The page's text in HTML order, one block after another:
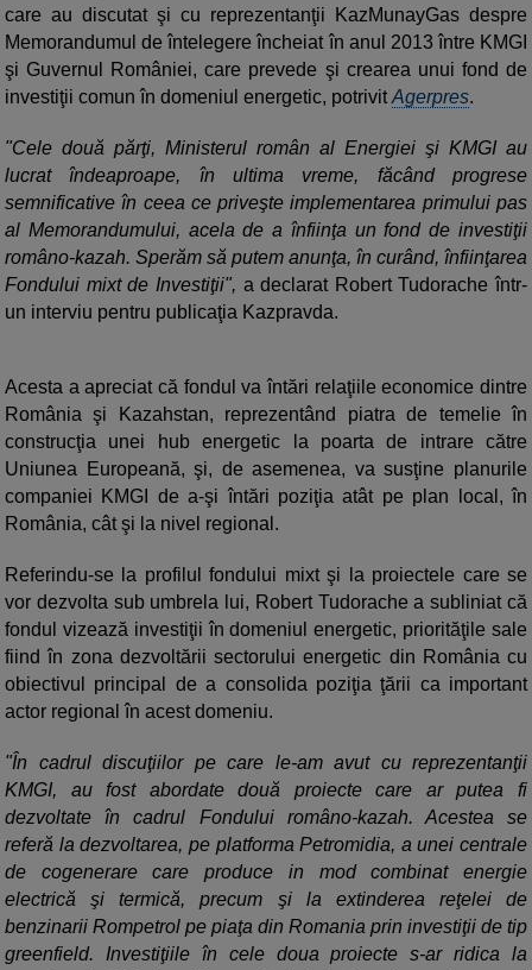
care au discutat şi cu reprezentanţii KazMunayGas despre
Memorandumul de întelegere încheiat în anul 2013 între KMGI
şi Guvernul României, care prevede şi crearea unui fond de
investiţii comun în domeniul energetic, potrivitAgerpres.
"Cele două părţi, Ministerul român al Energiei şi KMGI au
lucrat îndeaproape, în ultima vreme, făcând progrese
semnificative în ceea ce priveşte implementarea primului pas
al Memorandumului, acela de a înfiinţa un fond de investiţii
româno-kazah. Sperăm să putem anunţa, în curând, înfiinţarea
Fondului mixt de Investiţii", a declarat Robert Tudorache într-
un interviu pentru publicaţia Kazpravda.
Acesta a apreciat că fondul va întări relaţiile economice dintre
România şi Kazahstan, reprezentând piatra de temelie în
construcţia unei hub energetic la poarta de intrare către
Uniunea Europeană, şi, de asemenea, va susţine planurile
companiei KMGI de a-şi întări poziţia atât pe plan local, în
România, cât şi la nivel regional.
Referindu-se la profilul fondului mixt şi la proiectele care se
vor dezvolta sub umbrela lui, Robert Tudorache a subliniat că
fondul vizează investiţii în domeniul energetic, priorităţile sale
fiind în zona dezvoltării sectorului energetic din România cu
obiectivul principal de a consolida poziţia ţării ca important
actor regional în acest domeniu.
"În cadrul discuţiilor pe care le-am avut cu reprezentanţii
KMGI, au fost abordate două proiecte care ar putea fi
dezvoltate în cadrul Fondului româno-kazah. Acestea se
referă la dezvoltarea, pe platforma Petromidia, a unei centrale
de cogenerare care produce in mod combinat energie
electrică şi termică, precum şi la extinderea reţelei de
benzinarii Rompetrol pe piaţa din Romania prin investiţii de tip
greenfield. Investiţiile în cele doua proiecte s-ar ridica la